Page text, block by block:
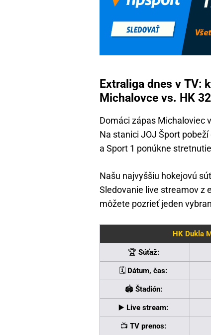
Extraliga dnes v TV:
Michalovce vs. HK
Domáci zápas Michaloviec
Na stanici JOJ Šport
a Sport 1 ponúkne
Našu najvyššiu hokejovú
Sledovanie live streamov z
môžete pozrieť jeden
HK Dukla
🏆 Súťaž:
🗓️ Dátum, čas:
🏟️ Štadión:
▶️ Live stream:
📺 TV prenos: